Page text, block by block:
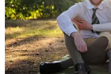
Obyvatelům
bylo zamítnuto
za vstupenky
rockový festival